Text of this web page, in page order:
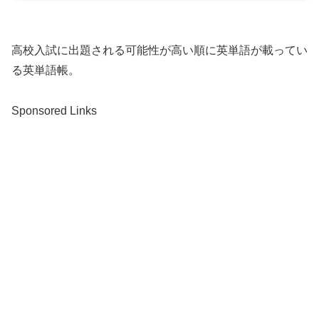
高校入試に出題される可能性が高い順に英単語が載ってい
る英単語帳。
Sponsored Links